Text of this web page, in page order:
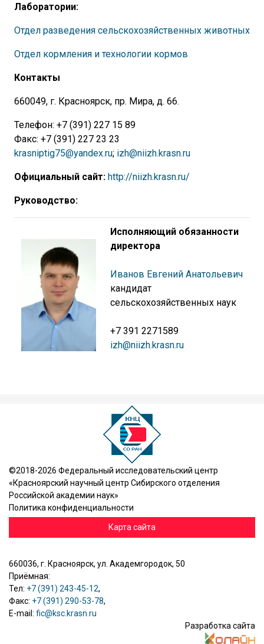
Лаборатории:
Отдел разведения сельскохозяйственных животных
Отдел кормления и технологии кормов
Контакты
660049, г. Красноярск, пр. Мира, д. 66.
Телефон: +7 (391) 227 15 89
Факс: +7 (391) 227 23 23
krasniptig75@yandex.ru; izh@niizh.krasn.ru
Официальный сайт: http://niizh.krasn.ru/
Руководство:
Исполняющий обязанности
директора
Иванов Евгений Анатольевич
кандидат
сельскохозяйственных наук
+7 391 2271589
izh@niizh.krasn.ru
©2018-2026 Федеральный исследовательский центр
«Красноярский научный центр Сибирского отделения
Российской академии наук»
Политика конфиденциальности
Карта сайта
660036, г. Красноярск, ул. Академгородок, 50
Приёмная:
Тел: +7 (391) 243-45-12,
Факс: +7 (391) 290-53-78,
E-mail: fic@ksc.krasn.ru
Разработка сайта